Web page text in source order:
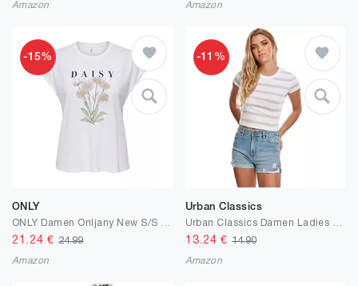
Amazon Amazon
-15%
ONLY
21.24 €24.99
Amazon
-11%
Urban Classics
13.24 € 14.90
Amazon